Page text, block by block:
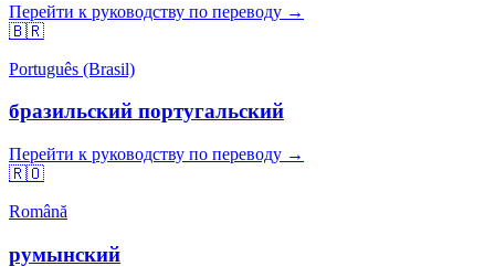
Перейти к руководству по переводу →
🇧🇷
Português (Brasil)
бразильский португальский
Перейти к руководству по переводу →
🇷🇴
Română
румынский